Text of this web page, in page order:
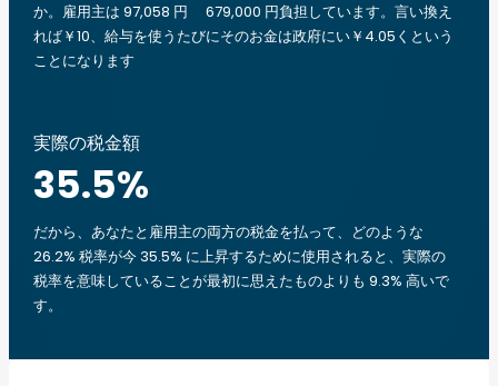
か。雇用主は 97,058 円 679,000 円負担しています。言い換え
れば￥10、給与を使うたびにそのお金は政府にい￥4.05くという
ことになります
実際の税金額
35.5%
だから、あなたと雇用主の両方の税金を払って、どのような
26.2% 税率が今 35.5% に上昇するために使用されると、実際の
税率を意味していることが最初に思えたものよりも 9.3% 高いで
す。